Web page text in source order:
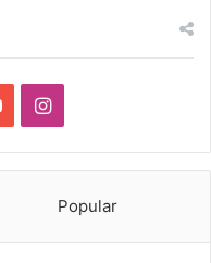
YouTubeInstagram
Popular